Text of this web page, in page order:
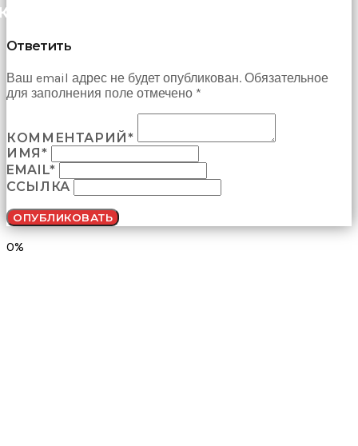
(0)
Ответить
Ваш email адрес не будет опубликован. Обязательное
для заполнения поле отмечено *
КОММЕНТАРИЙ*
ИМЯ*
EMAIL*
ССЫЛКА
0%